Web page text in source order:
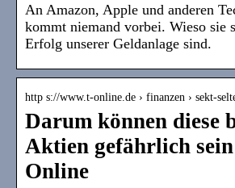
An Amazon, Apple und anderen
kommt niemand vorbei. Wieso sie
Erfolg unserer Geldanlage sind.
http s://www.t-online.de › finanzen › sekt-
Darum können diese
Aktien gefährlich
Online